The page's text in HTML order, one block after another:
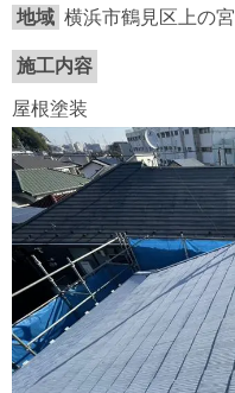
地域 横浜市鶴見区上の宮
施工内容
屋根塗装